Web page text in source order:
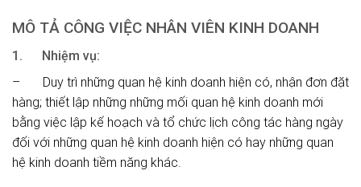
MÔ TẢ CÔNG VIỆC NHÂN VIÊN KINH DOANH
1. Nhiệm vụ:
– Duy trì những quan hệ kinh doanh hiện có, nhận đơn đặt
hàng; thiết lập những những mối quan hệ kinh doanh mới
bằng việc lập kế hoạch và tổ chức lịch công tác hàng ngày
đối với những quan hệ kinh doanh hiện có hay những quan
hệ kinh doanh tiềm năng khác.